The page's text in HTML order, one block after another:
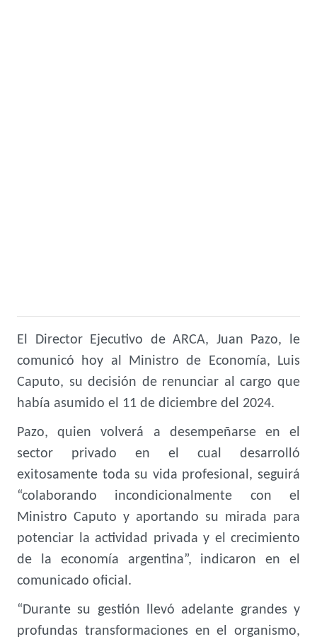
El Director Ejecutivo de ARCA, Juan Pazo, le
comunicó hoy al Ministro de Economía, Luis
Caputo, su decisión de renunciar al cargo que
había asumido el 11 de diciembre del 2024.
Pazo, quien volverá a desempeñarse en el
sector privado en el cual desarrolló
exitosamente toda su vida profesional, seguirá
“colaborando incondicionalmente con el
Ministro Caputo y aportando su mirada para
potenciar la actividad privada y el crecimiento
de la economía argentina”, indicaron en el
comunicado oficial.
“Durante su gestión llevó adelante grandes y
profundas transformaciones en el organismo,